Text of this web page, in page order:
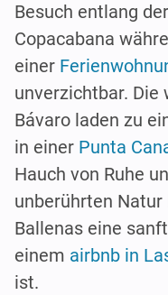
Besuch entlang
Copacabana
einer
unverzichtbar. Die
Bávaro laden zu
in einer Punta
Hauch von Ruhe
unberührten
Ballenas eine
einem airbnb in
ist.